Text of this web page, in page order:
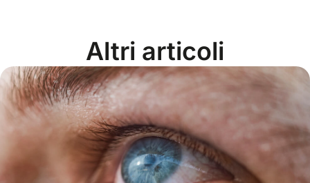
Altri articoli